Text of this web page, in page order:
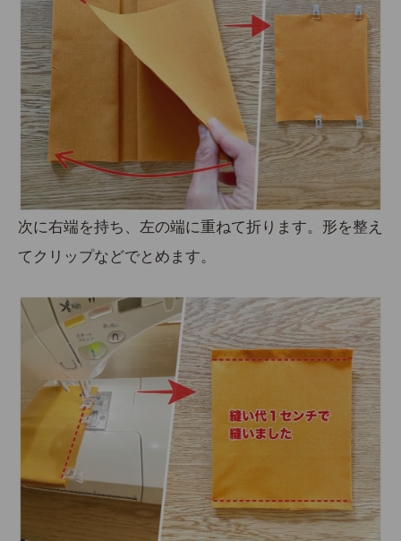
次に右端を持ち、左の端に重ねて折ります。形を整え
てクリップなどでとめます。